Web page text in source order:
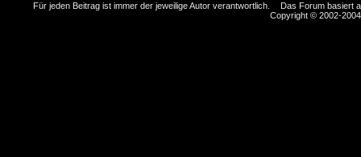
Für jeden Beitrag ist immer der jeweilige Autor verantwortlich.
Das Forum basiert
Copyright © 2002-